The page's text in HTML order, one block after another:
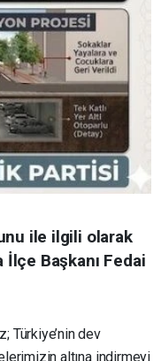
ile ilgili olarak
Başkanı Fedai
Türkiye’nin dev
altına indirmeyi